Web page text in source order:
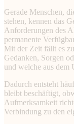
Gerade Menschen,
stehen, kennen das
Anforderungen des
permanente
Mit der Zeit fällt es
Gedanken, Sorgen
und welche aus dem
Dadurch entsteht
bleibt beschäftigt,
Aufmerksamkeit
Verbindung zu den